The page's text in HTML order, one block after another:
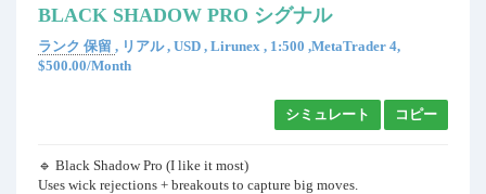
BLACK SHADOW PRO シグナル
ランク 保留 , リアル , USD , Lirunex , 1:500 ,MetaTrader 4,
$500.00/Month
シミュレート コピー
🔹 Black Shadow Pro (I like it most)
Uses wick rejections + breakouts to capture big moves.